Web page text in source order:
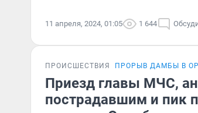
11 апреля, 2024, 01:05 1 644
ПРОИСШЕСТВИЯ ПРОРЫВ ДАМБЫ В
Приезд главы МЧС,
пострадавшим и пик